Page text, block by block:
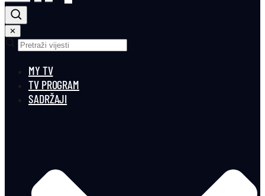
✕
MY TV
TV PROGRAM
SADRŽAJI